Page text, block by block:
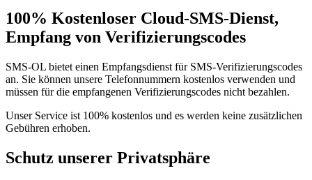
100% Kostenloser Cloud-SMS-Dienst,
Empfang von Verifizierungscodes
SMS-OL bietet einen Empfangsdienst für SMS-Verifizierungscodes
an. Sie können unsere Telefonnummern kostenlos verwenden und
müssen für die empfangenen Verifizierungscodes nicht bezahlen.
Unser Service ist 100% kostenlos und es werden keine zusätzlichen
Gebühren erhoben.
Schutz unserer Privatsphäre